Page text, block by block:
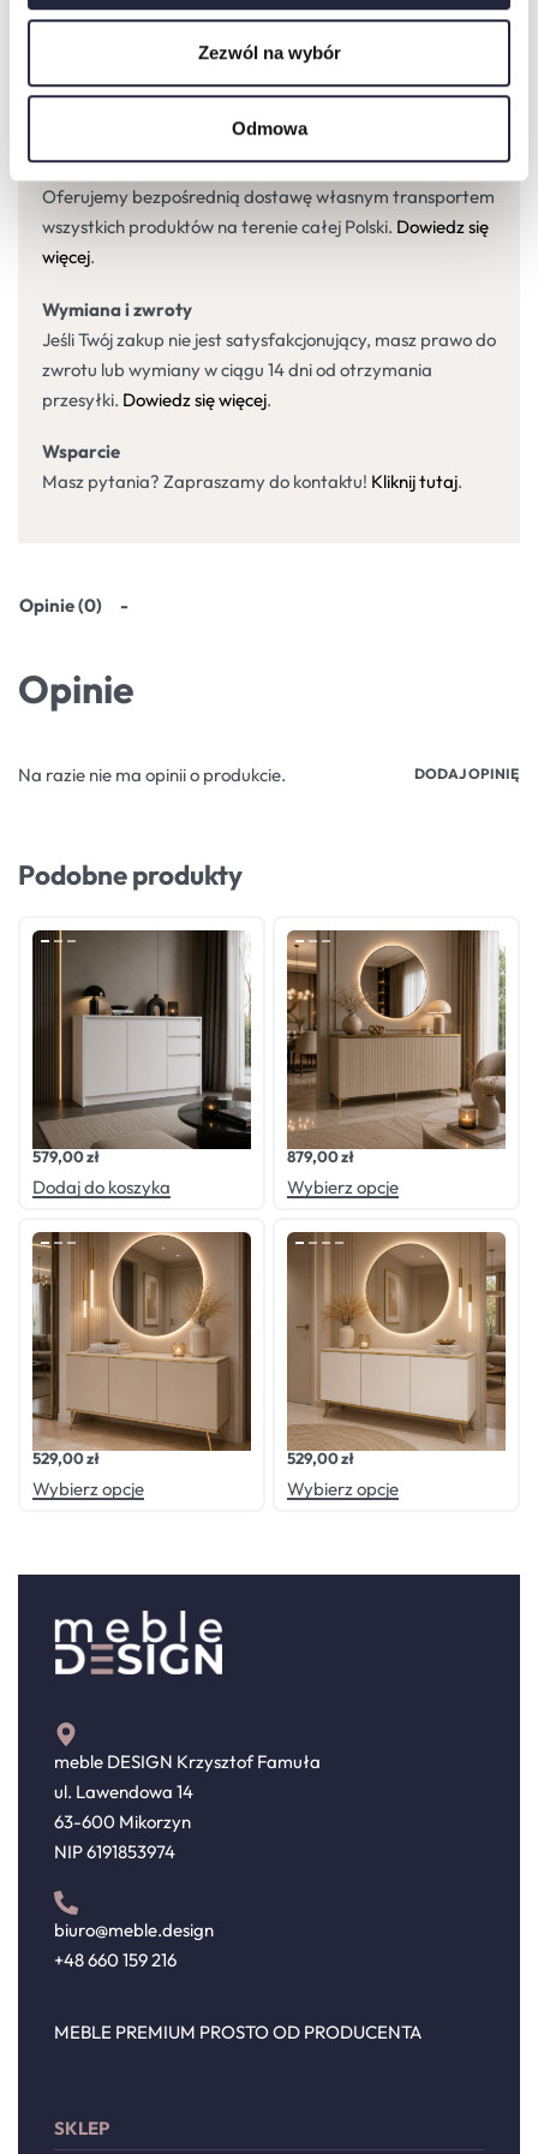
Zezwól na wybór
Odmowa
Warunki zakupu
Dostawa
Oferujemy bezpośrednią dostawę własnym transportem
wszystkich produktów na terenie całej Polski. Dowiedz się
więcej.
Wymiana i zwroty
Jeśli Twój zakup nie jest satysfakcjonujący, masz prawo do
zwrotu lub wymiany w ciągu 14 dni od otrzymania
przesyłki. Dowiedz się więcej.
Wsparcie
Masz pytania? Zapraszamy do kontaktu! Kliknij tutaj.
Opinie (0)
Opinie
Na razie nie ma opinii o produkcie. DODAJ OPINIĘ
Podobne produkty
Oceniono0na 5
Komoda MALMO 3 BIAŁA
579,00zł
Dodaj do koszyka
Oceniono 0na 5
Komoda LUXE KASZMIR
879,00zł
Wybierz opcje
Oceniono na 5
Komoda GOLD KASZMIR
529,00zł
Wybierz opcje
Oceniono0na 5
Komoda GOLD BIAŁA
529,00zł
Wybierz opcje
meble DESIGN Krzysztof Famuła
ul. Lawendowa 14
63-600 Mikorzyn
NIP 6191853974
biuro@meble.design
+48 660 159 216
MEBLE PREMIUM PROSTO OD PRODUCENTA
SKLEP